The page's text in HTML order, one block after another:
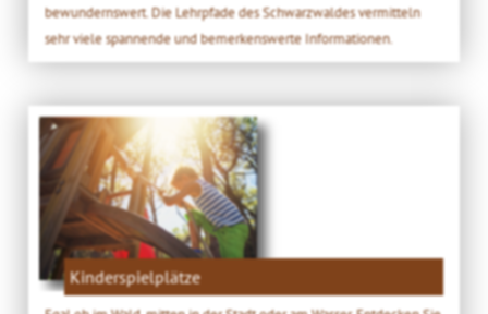
bewundernswert. Die Lehrpfade des Schwarzwaldes vermitteln
sehr viele spannende und bemerkenswerte Informationen.
Kinderspielplätze